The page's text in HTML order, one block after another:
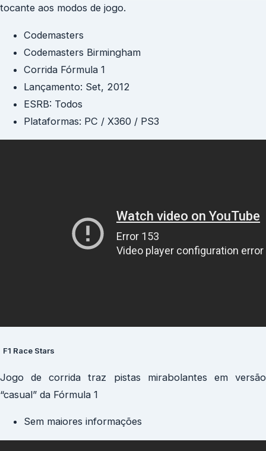
tocante aos modos de jogo.
Codemasters
Codemasters Birmingham
Corrida Fórmula 1
Lançamento: Set, 2012
ESRB: Todos
Plataformas: PC / X360 / PS3
F1 Race Stars
Jogo de corrida traz pistas mirabolantes em versão
“casual” da Fórmula 1
Sem maiores informações